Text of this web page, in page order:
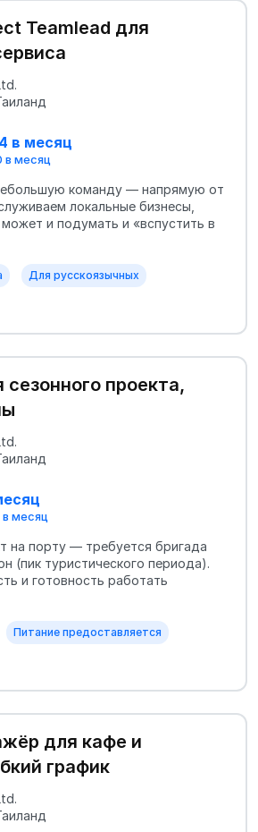
Teamlead для
в месяц
в месяц
команду — напрямую от
локальные бизнесы,
и подумать и «вспустить в
Для русскоязычных
проекта,
месяц
на порту — требуется бригада
(пик туристического периода).
и готовность работать
Питание предоставляется
для кафе и
график